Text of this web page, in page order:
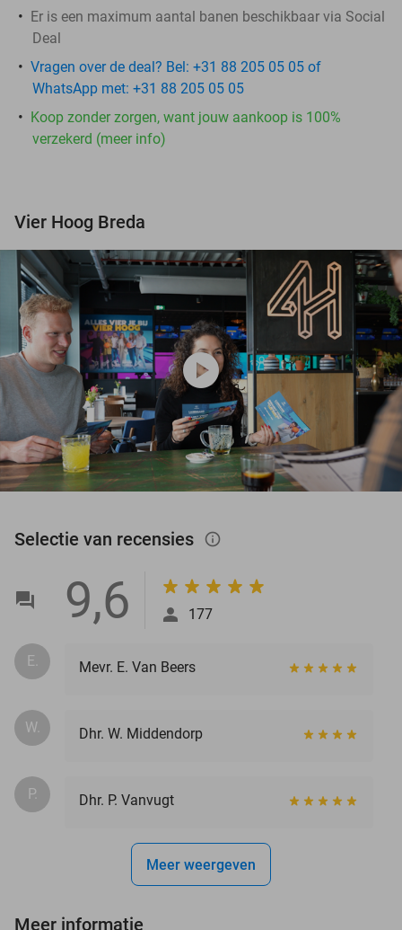
Er is een maximum aantal banen beschikbaar via Social
Deal
Vragen over de deal? Bel: +31 88 205 05 05 of
WhatsApp met: +31 88 205 05 05
Koop zonder zorgen, want jouw aankoop is 100%
verzekerd (meer info)
Vier Hoog Breda
play_circle
Selectie van recensies info_outlined
9,6 177
E. Mevr. E. Van Beers
W. Dhr. W. Middendorp
P. Dhr. P. Vanvugt
Meer weergeven
Meer informatie